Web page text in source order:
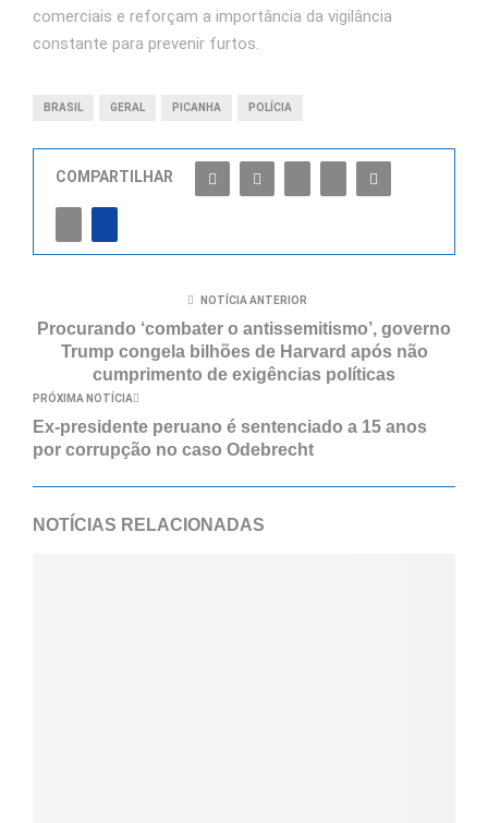
comerciais e reforçam a importância da vigilância
constante para prevenir furtos.
BRASIL GERAL PICANHA POLÍCIA
COMPARTILHAR
NOTÍCIA ANTERIOR
Procurando ‘combater o antissemitismo’, governo
Trump congela bilhões de Harvard após não
cumprimento de exigências políticas
PRÓXIMA NOTÍCIA
Ex-presidente peruano é sentenciado a 15 anos
por corrupção no caso Odebrecht
NOTÍCIAS RELACIONADAS